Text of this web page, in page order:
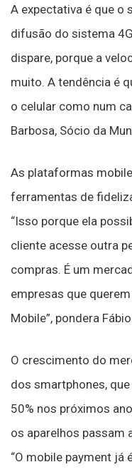
A expectativa é que o
difusão do sistema
dispare, porque a
muito. A tendência é
o celular como num
Barbosa, Sócio da
As plataformas
ferramentas de
“Isso porque ela
cliente acesse outra
compras. É um
empresas que
Mobile”, pondera
O crescimento do
dos smartphones,
50% nos próximos
os aparelhos passam
“O mobile payment já